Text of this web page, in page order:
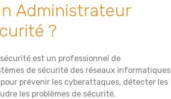
Administrateur
?
est un professionnel de
de sécurité des réseaux informatiques
prévenir les cyberattaques, détecter les
les problèmes de sécurité.